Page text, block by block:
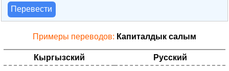
Перевести
Примеры переводов: Капиталдык салым
Кыргызский Русский